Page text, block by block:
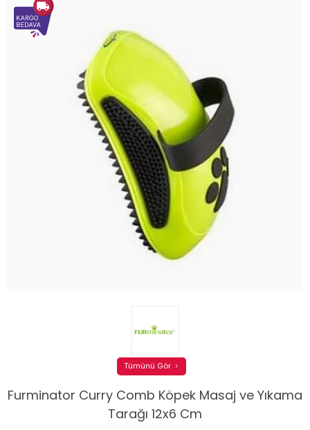
Furminator Curry Comb Köpek Masaj ve Yıkama
Tarağı 12x6 Cm
Tümünü Gör